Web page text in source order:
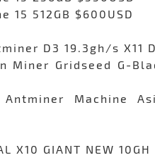
15 512GB $600USD
D3 19.3gh/s X11
Miner Gridseed G-
Antminer Machine
X10 GIANT NEW